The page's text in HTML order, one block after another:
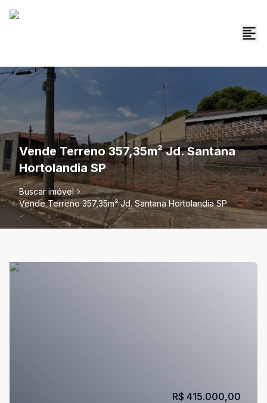
Vende Terreno 357,35m² Jd. Santana
Hortolandia SP
Buscar imóvel
Vende Terreno 357,35m² Jd. Santana Hortolandia SP
R$ 415.000,00